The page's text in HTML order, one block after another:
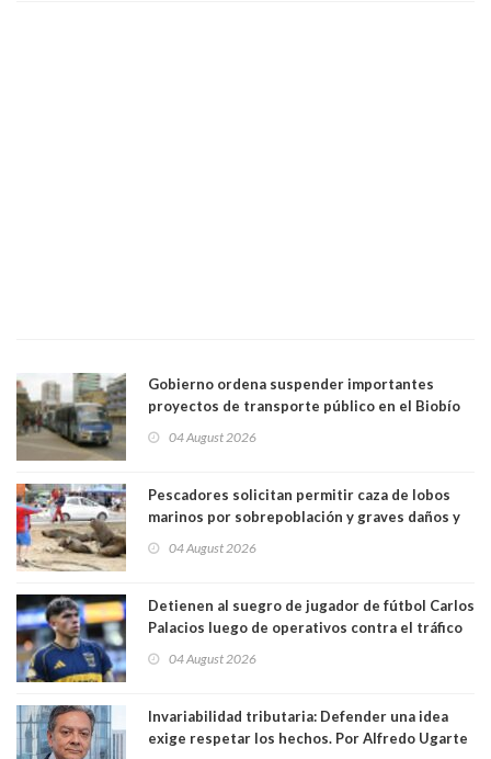
Gobierno ordena suspender importantes
proyectos de transporte público en el Biobío
04 August 2026
Pescadores solicitan permitir caza de lobos
marinos por sobrepoblación y graves daños y
04 August 2026
Detienen al suegro de jugador de fútbol Carlos
Palacios luego de operativos contra el tráfico
futbolista para trasladar cocaína
04 August 2026
Invariabilidad tributaria: Defender una idea
exige respetar los hechos. Por Alfredo Ugarte